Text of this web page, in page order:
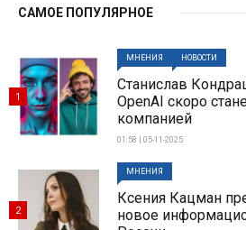
САМОЕ ПОПУЛЯРНОЕ
МНЕНИЯ НОВОСТИ
Станислав
OpenAI скоро
компанией
01:58 | 05-11-2025
1
МНЕНИЯ
Ксения Кацман
новое
2